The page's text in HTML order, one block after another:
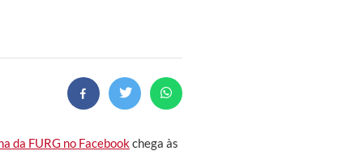
da FURG no Facebookchega às